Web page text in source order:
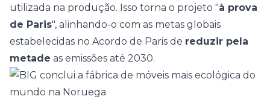
utilizada na produção. Isso torna o projeto "à prova
de Paris", alinhando-o com as metas globais
estabelecidas no Acordo de Paris de reduzir pela
metade as emissões até 2030.